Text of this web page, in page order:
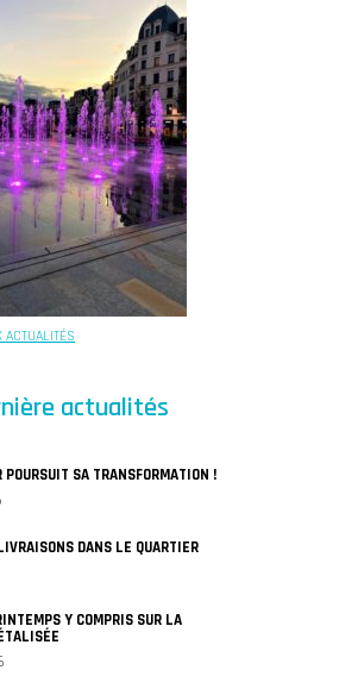
ACTUALITÉS
actualités
POURSUIT SA TRANSFORMATION !
DANS LE QUARTIER
Y COMPRIS SUR LA